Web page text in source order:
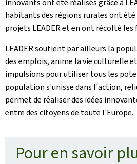
innovants ont été réalisés grâce à
habitants des régions rurales ont été
projets LEADER et en ont récolté les
LEADER soutient par ailleurs la
des emplois, anime la vie culturelle
impulsions pour utiliser tous les
population s'unisse dans l'action,
permet de réaliser des idées
entre des citoyens de toute l'Europe.
Pour en savoir